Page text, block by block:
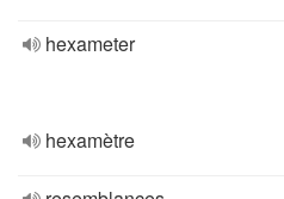
hexameter
hexamètre